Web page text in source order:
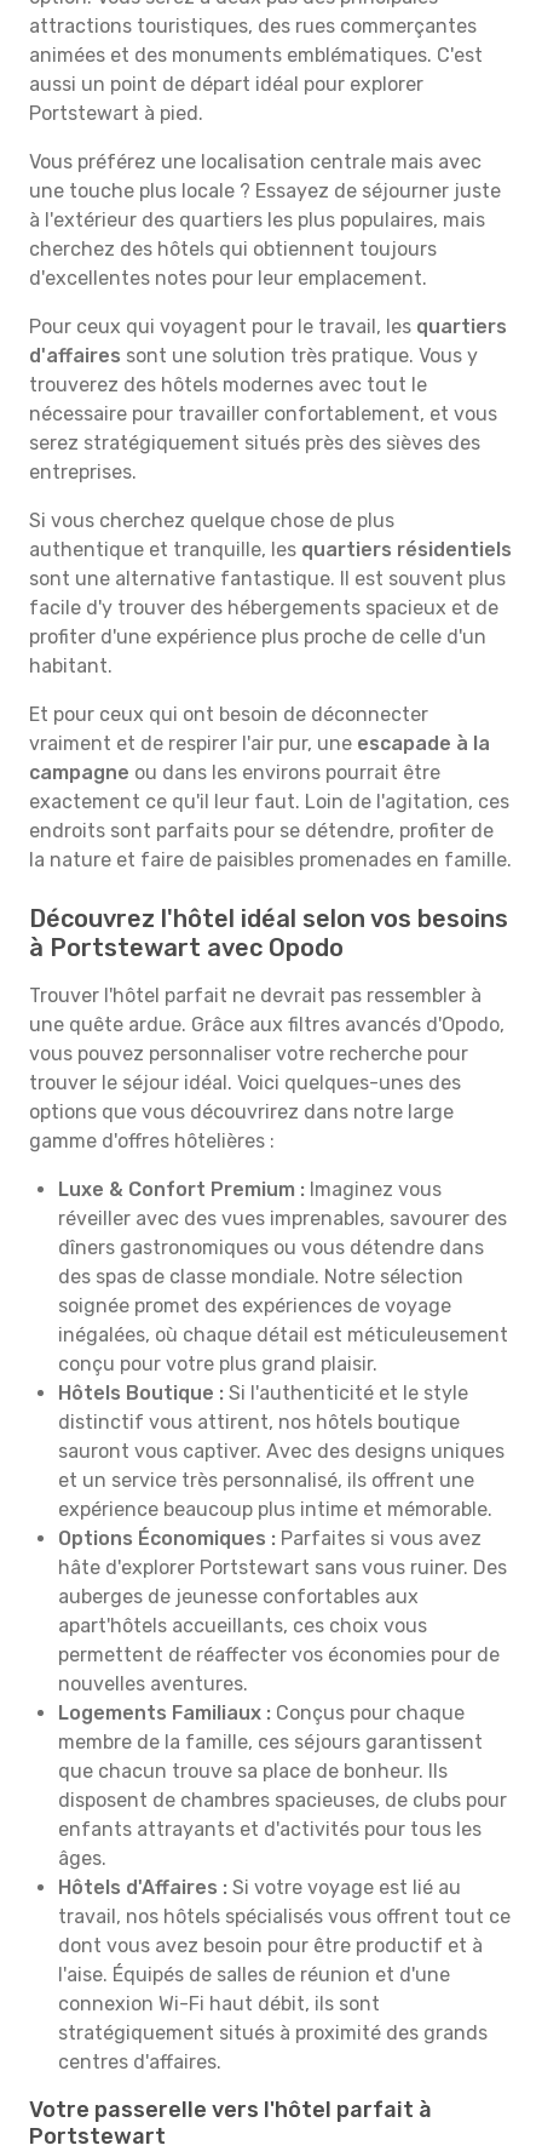
attractions touristiques, des rues commerçantes
animées et des monuments emblématiques. C'est
aussi un point de départ idéal pour explorer
Portstewart à pied.
Vous préférez une localisation centrale mais avec
une touche plus locale ? Essayez de séjourner juste
à l'extérieur des quartiers les plus populaires, mais
cherchez des hôtels qui obtiennent toujours
d'excellentes notes pour leur emplacement.
Pour ceux qui voyagent pour le travail, les quartiers
d'affaires sont une solution très pratique. Vous y
trouverez des hôtels modernes avec tout le
nécessaire pour travailler confortablement, et vous
serez stratégiquement situés près des sièves des
entreprises.
Si vous cherchez quelque chose de plus
authentique et tranquille, les quartiers résidentiels
sont une alternative fantastique. Il est souvent plus
facile d'y trouver des hébergements spacieux et de
profiter d'une expérience plus proche de celle d'un
habitant.
Et pour ceux qui ont besoin de déconnecter
vraiment et de respirer l'air pur, une escapade à la
campagne ou dans les environs pourrait être
exactement ce qu'il leur faut. Loin de l'agitation, ces
endroits sont parfaits pour se détendre, profiter de
la nature et faire de paisibles promenades en famille.
Découvrez l'hôtel idéal selon vos besoins
à Portstewart avec Opodo
Trouver l'hôtel parfait ne devrait pas ressembler à
une quête ardue. Grâce aux filtres avancés d'Opodo,
vous pouvez personnaliser votre recherche pour
trouver le séjour idéal. Voici quelques-unes des
options que vous découvrirez dans notre large
gamme d'offres hôtelières :
Luxe & Confort Premium : Imaginez vous
réveiller avec des vues imprenables, savourer des
dîners gastronomiques ou vous détendre dans
des spas de classe mondiale. Notre sélection
soignée promet des expériences de voyage
inégalées, où chaque détail est méticuleusement
conçu pour votre plus grand plaisir.
Hôtels Boutique : Si l'authenticité et le style
distinctif vous attirent, nos hôtels boutique
sauront vous captiver. Avec des designs uniques
et un service très personnalisé, ils offrent une
expérience beaucoup plus intime et mémorable.
Options Économiques : Parfaites si vous avez
hâte d'explorer Portstewart sans vous ruiner. Des
auberges de jeunesse confortables aux
apart'hôtels accueillants, ces choix vous
permettent de réaffecter vos économies pour de
nouvelles aventures.
Logements Familiaux : Conçus pour chaque
membre de la famille, ces séjours garantissent
que chacun trouve sa place de bonheur. Ils
disposent de chambres spacieuses, de clubs pour
enfants attrayants et d'activités pour tous les
âges.
Hôtels d'Affaires : Si votre voyage est lié au
travail, nos hôtels spécialisés vous offrent tout ce
dont vous avez besoin pour être productif et à
l'aise. Équipés de salles de réunion et d'une
connexion Wi-Fi haut débit, ils sont
stratégiquement situés à proximité des grands
centres d'affaires.
Votre passerelle vers l'hôtel parfait à
Portstewart